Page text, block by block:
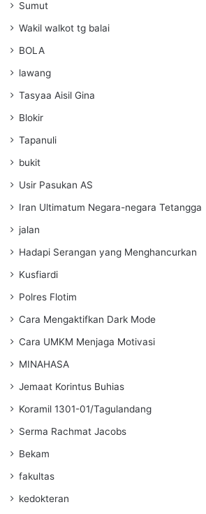
Sumut
Wakil walkot tg balai
BOLA
lawang
Tasyaa Aisil Gina
Blokir
Tapanuli
bukit
Usir Pasukan AS
Iran Ultimatum Negara-negara Tetangga
jalan
Hadapi Serangan yang Menghancurkan
Kusfiardi
Polres Flotim
Cara Mengaktifkan Dark Mode
Cara UMKM Menjaga Motivasi
MINAHASA
Jemaat Korintus Buhias
Koramil 1301-01/Tagulandang
Serma Rachmat Jacobs
Bekam
fakultas
kedokteran